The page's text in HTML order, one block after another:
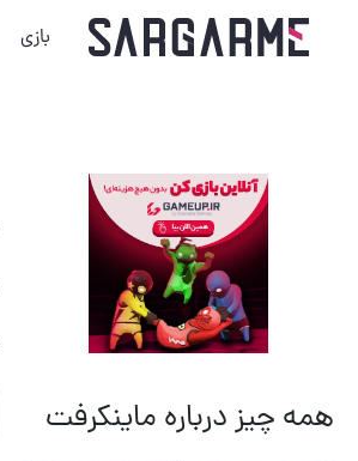
بازی
همه چیز درباره ماینکرفت